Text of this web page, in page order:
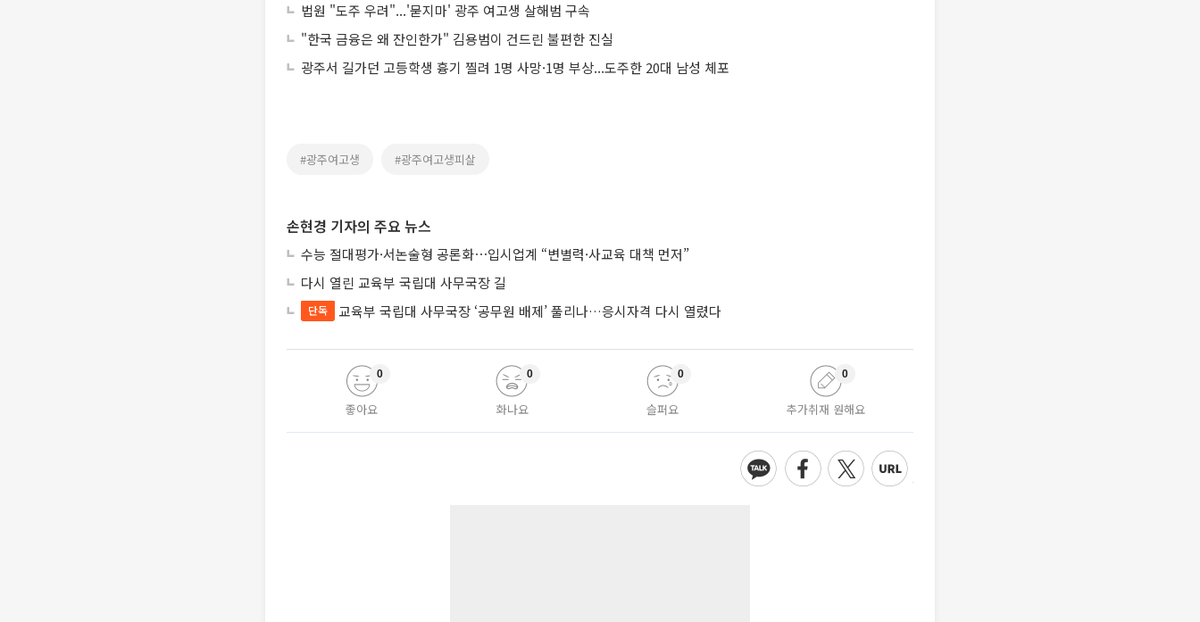
법원 "도주 우려"...'묻지마' 광주 여고생 살해범 구속
"한국 금융은 왜 잔인한가" 김용범이 건드린 불편한 진실
광주서 길가던 고등학생 흉기 찔려 1명 사망·1명 부상...도주한 20대 남성 체포
#광주여고생 #광주여고생피살
손현경 기자의 주요 뉴스
수능 절대평가·서논술형 공론화⋯입시업계 “변별력·사교육 대책 먼저”
다시 열린 교육부 국립대 사무국장 길
단독 교육부 국립대 사무국장 ‘공무원 배제’ 풀리나…응시자격 다시 열렸다
좋아요
0
화나요
0
슬퍼요
0
추가취재 원해요
0